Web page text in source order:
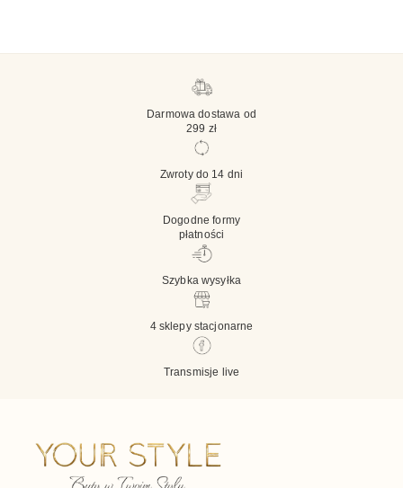
Darmowa dostawa od
299 zł
Zwroty do 14 dni
Dogodne formy
płatności
Szybka wysyłka
4 sklepy stacjonarne
Transmisje live